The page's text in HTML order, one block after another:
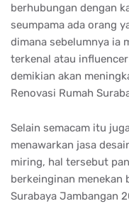
berhubungan dengan
seumpama ada orang
dimana sebelumnya ia
terkenal atau
demikian akan
Renovasi Rumah
Selain semacam itu
menawarkan jasa
miring, hal tersebut
berkeinginan menekan
Surabaya Jambangan